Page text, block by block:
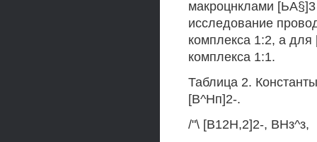
макроцнклами
исследование
комплекса 1:2, а
комплекса 1:1.
Таблица 2.
[В^Нп]2-.
/"\ [В12Н,2]2-, ВНз^з,